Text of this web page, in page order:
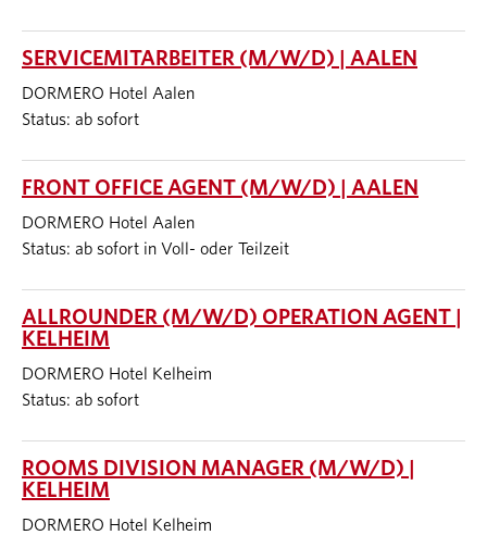
SERVICEMITARBEITER (M/W/D) | AALEN
DORMERO Hotel Aalen
Status: ab sofort
FRONT OFFICE AGENT (M/W/D) | AALEN
DORMERO Hotel Aalen
Status: ab sofort in Voll- oder Teilzeit
ALLROUNDER (M/W/D) OPERATION AGENT |
KELHEIM
DORMERO Hotel Kelheim
Status: ab sofort
ROOMS DIVISION MANAGER (M/W/D) |
KELHEIM
DORMERO Hotel Kelheim